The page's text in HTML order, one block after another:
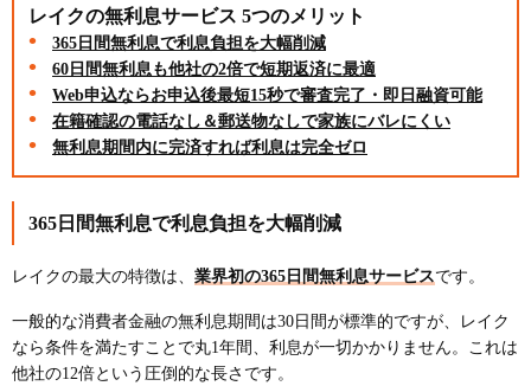
レイクの無利息サービス 5つのメリット
365日間無利息で利息負担を大幅削減
60日間無利息も他社の2倍で短期返済に最適
Web申込ならお申込後最短15秒で審査完了・即日融資可能
在籍確認の電話なし＆郵送物なしで家族にバレにくい
無利息期間内に完済すれば利息は完全ゼロ
365日間無利息で利息負担を大幅削減
レイクの最大の特徴は、 業界初の365日間無利息サービスです。
一般的な消費者金融の無利息期間は30日間が標準的ですが、レイク
なら条件を満たすことで丸1年間、利息が一切かかりません。これは
他社の12倍という圧倒的な長さです。